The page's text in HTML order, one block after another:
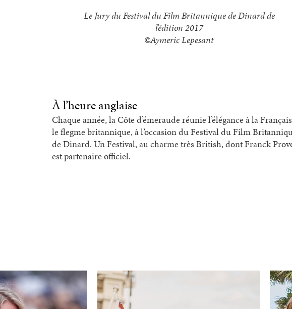
Le Jury du Festival du Film Britannique de Dinard de
l’édition 2017
©Aymeric Lepesant
À l’heure anglaise
Chaque année, la Côte d’émeraude réunie l’élégance à la
le flegme britannique, à l’occasion du Festival du Film
de Dinard. Un Festival, au charme très British, dont Franck
est partenaire officiel.